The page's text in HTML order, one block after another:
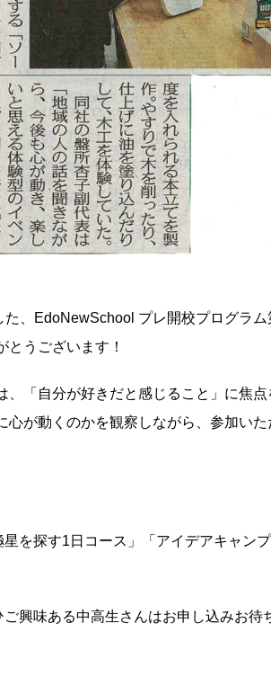
、EdoNewSchool プレ開校プログラ
うございます！
「自分が好きだと感じること」に焦
が動くのかを観察しながら、参加い
を探す1日コース」「アイデアキャン
興味ある中高生さんはお申し込みお待